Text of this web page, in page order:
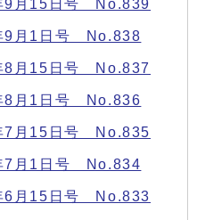
9月15日号 No.839
9月1日号 No.838
8月15日号 No.837
8月1日号 No.836
7月15日号 No.835
7月1日号 No.834
6月15日号 No.833